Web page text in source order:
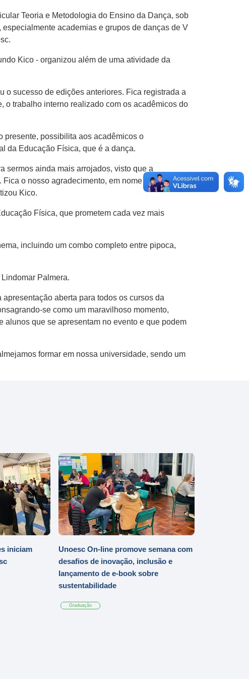
Teoria e Metodologia do Ensino da Dança, sob
academias e grupos de danças de ​V​
Kico​ -​ organizou além de uma atividade da
sucesso de edições anteriores. Fica registrad​a​ a
o trabalho interno realizado com os acadêmicos do
presente, possibilita aos acadêmicos o
da Educação Física, que é​ a dança.
ainda mais arrojados, visto que a
o nosso agradecimento​,​ em nome da 5ª fase​,​ à
Ki​c​o.
​F​ísica​,​ que prometem cada vez mais
incluindo ​um combo completo​ entre​ pipoca,
Palmera.
aberta para todos os cursos da
se como um maravilhoso momento,
que se apresentam no evento e que podem
formar em nossa universidade, sendo um
iniciam
Unoesc On-line promove semana com
desafios de inovação, inclusão e
lançamento de e-book sobre
sustentabilidade
Graduação